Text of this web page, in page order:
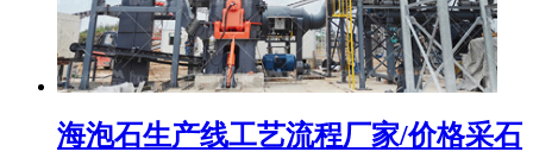
海泡石生产线工艺流程厂家/价格采石